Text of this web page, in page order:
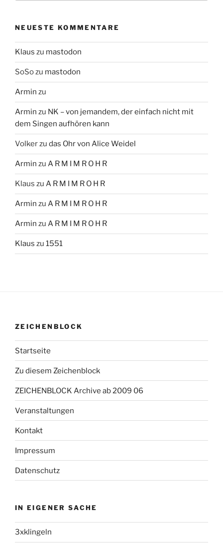
NEUESTE KOMMENTARE
Klaus zu mastodon
SoSozu mastodon
Armin zu
Armin zu NK – von jemandem, der einfach nicht mit
dem Singen aufhören kann
Volkerzu das Ohr von Alice Weidel
Armin zu A R M I M R O H R
Klaus zu A R M I M R O H R
Armin zu A R M I M R O H R
Armin zu A R M I M R O H R
Klaus zu 1551
ZEICHENBLOCK
Startseite
Zu diesem Zeichenblock
ZEICHENBLOCK Archive ab 2009 06
Veranstaltungen
Kontakt
Impressum
Datenschutz
IN EIGENER SACHE
3xklingeln